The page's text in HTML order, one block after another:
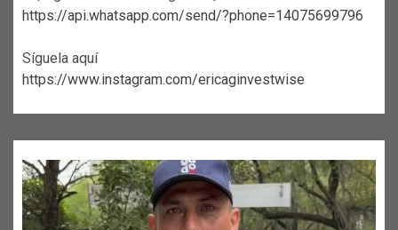
https://api.whatsapp.com/send/?phone=14075699796
Síguela aquí
https://www.instagram.com/ericaginvestwise